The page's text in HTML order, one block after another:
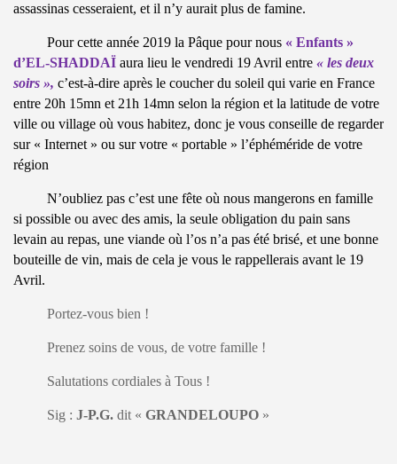
assassinas cesseraient, et il n’y aurait plus de famine.
Pour cette année 2019 la Pâque pour nous « Enfants »
d’EL-SHADDAÏ aura lieu le vendredi 19 Avril entre « les deux
soirs », c’est-à-dire après le coucher du soleil qui varie en France
entre 20h 15mn et 21h 14mn selon la région et la latitude de votre
ville ou village où vous habitez, donc je vous conseille de regarder
sur « Internet » ou sur votre « portable » l’éphéméride de votre
région
N’oubliez pas c’est une fête où nous mangerons en famille
si possible ou avec des amis, la seule obligation du pain sans
levain au repas, une viande où l’os n’a pas été brisé, et une bonne
bouteille de vin, mais de cela je vous le rappellerais avant le 19
Avril.
Portez-vous bien !
Prenez soins de vous, de votre famille !
Salutations cordiales à Tous !
Sig : J-P.G. dit « GRANDELOUPO »